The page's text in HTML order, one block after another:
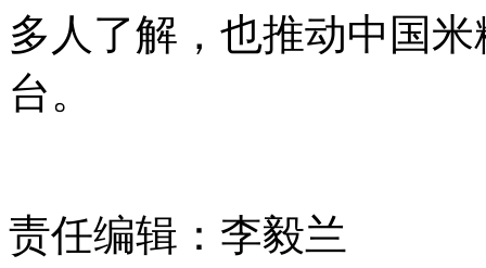
多人了解，也推动中国
台。
责任编辑：李毅兰